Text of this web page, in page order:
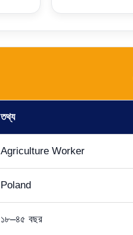
তথ্য
Agriculture Worker
Poland
১৮–৪৫ বছর